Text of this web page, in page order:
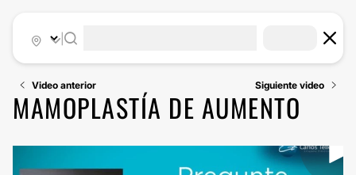
Video anterior Siguiente video
MAMOPLASTÍA DE AUMENTO